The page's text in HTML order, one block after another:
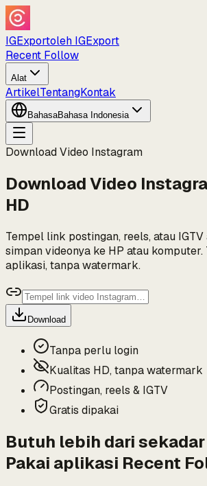
IGExportoleh IGExport
Recent Follow
Alat
ArtikelTentangKontak
BahasaBahasa Indonesia
Download Video Instagram
Download Video
HD
Tempel link postingan, reels, atau
simpan videonya ke HP atau komputer.
aplikasi, tanpa watermark.
Download
Tanpa perlu login
Kualitas HD, tanpa watermark
Postingan, reels & IGTV
Gratis dipakai
Butuh lebih dari
Pakai aplikasi Recent